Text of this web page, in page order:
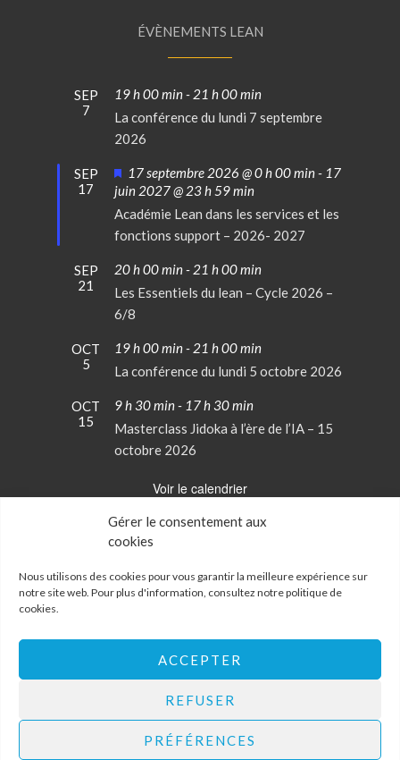
Gérer le consentement aux
cookies
Nous utilisons des cookies pour vous garantir la meilleure expérience sur
notre site web. Pour plus d'information, consultez notrepolitique de
cookies.
ACCEPTER
REFUSER
PRÉFÉRENCES
ÉVÈNEMENTS LEAN
SEP
7
19 h 00 min- 21 h 00 min
La conférence du lundi 7 septembre
2026
SEP
17
Mis
en
avant
17 septembre 2026 @ 0 h 00 min- 17
juin 2027 @ 23 h 59 min
Académie Lean dans les services et les
fonctions support – 2026- 2027
SEP
21
20 h 00 min- 21 h 00 min
Les Essentiels du lean – Cycle 2026 –
6/8
OCT
5
19 h 00 min- 21 h 00 min
La conférence du lundi 5 octobre 2026
OCT
15
9 h 30 min- 17 h 30 min
Masterclass Jidoka à l’ère de l’IA – 15
octobre 2026
Voir le calendrier
Politique de confidentialité
Contactez-nous